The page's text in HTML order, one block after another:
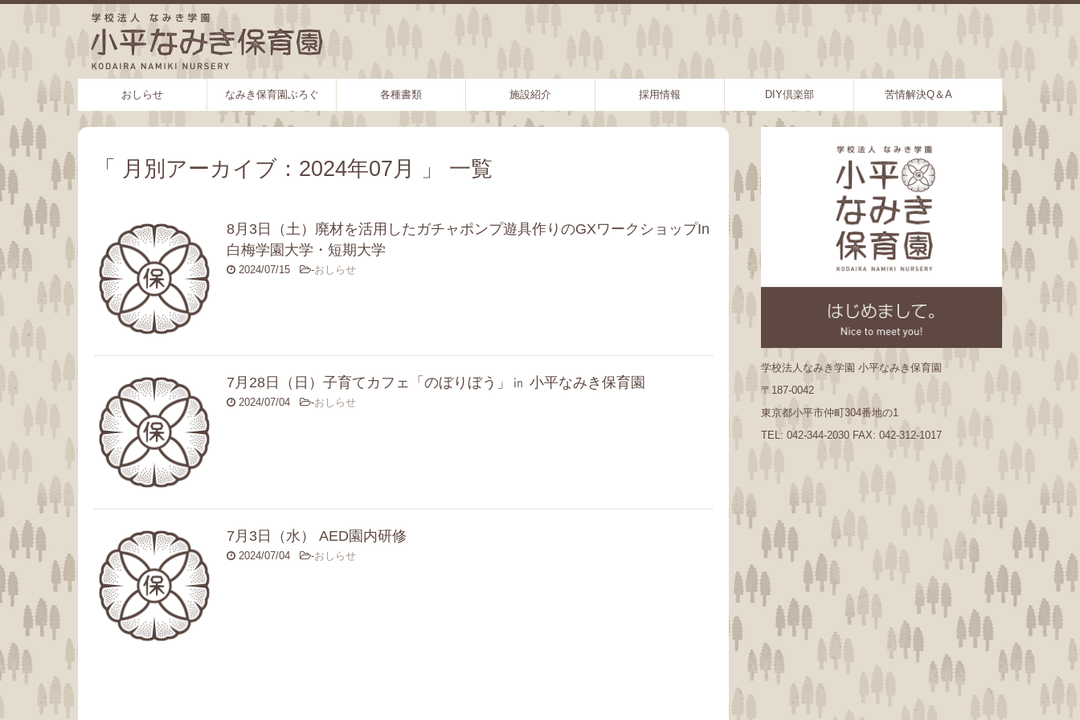
おしらせ なみき保育園ぶろぐ 各種書類 施設紹介 採用情報 DIY倶楽部 苦情解決Q＆A
「 月別アーカイブ：2024年07月 」 一覧
8月3日（土）廃材を活用したガチャポンプ遊具作りのGXワークショップIn
白梅学園大学・短期大学
2024/07/15 -おしらせ
7月28日（日）子育てカフェ「のぼりぼう」㏌ 小平なみき保育園
2024/07/04 -おしらせ
7月3日（水） AED園内研修
2024/07/04 -おしらせ
学校法人なみき学園 小平なみき保育園
〒187-0042
東京都小平市仲町304番地の1
TEL: 042-344-2030 FAX: 042-312-1017